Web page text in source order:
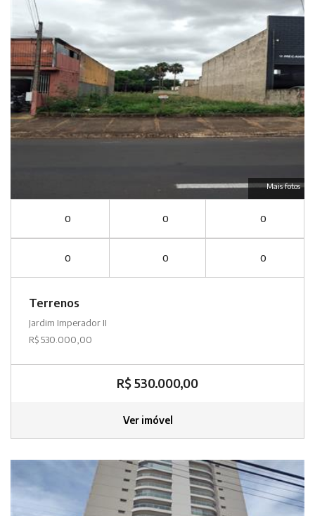
Mais fotos
0 0 0
0 0 0
Terrenos
Jardim Imperador II
R$ 530.000,00
R$ 530.000,00
Ver imóvel